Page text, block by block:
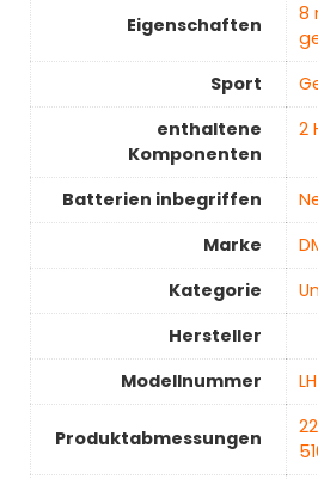
Eigenschaften
‎8
Sport
enthaltene
Komponenten
‎2
Batterien inbegriffen
Marke
Kategorie
Hersteller
Modellnummer
Produktabmessungen